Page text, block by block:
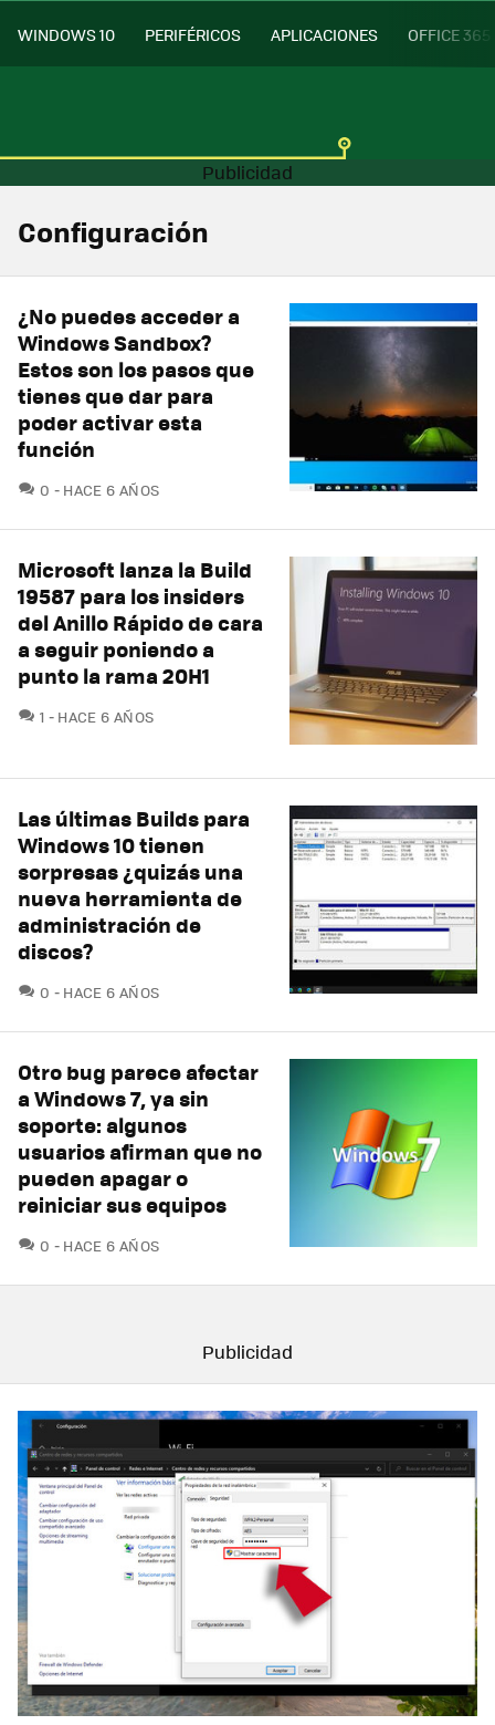
WINDOWS 10 PERIFÉRICOS APLICACIONES OFFICE 365
Configuración
¿No puedes acceder a
Windows Sandbox?
Estos son los pasos que
tienes que dar para
poder activar esta
función
0 COMENTARIOS
HACE 6 AÑOS
Microsoft lanza la Build
19587 para los insiders
del Anillo Rápido de cara
a seguir poniendo a
punto la rama 20H1
1 COMENTARIOS
HACE 6 AÑOS
Las últimas Builds para
Windows 10 tienen
sorpresas ¿quizás una
nueva herramienta de
administración de
discos?
0 COMENTARIOS
HACE 6 AÑOS
Otro bug parece afectar
a Windows 7, ya sin
soporte: algunos
usuarios afirman que no
pueden apagar o
reiniciar sus equipos
0 COMENTARIOS
HACE 6 AÑOS